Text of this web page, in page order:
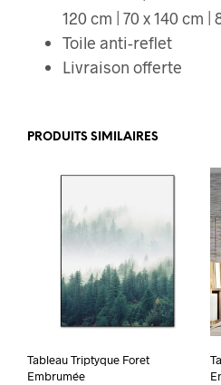
120 cm | 70 x 140 cm |
Toile anti-reflet
Livraison offerte
PRODUITS SIMILAIRES
Tableau Triptyque Foret
Embrumée